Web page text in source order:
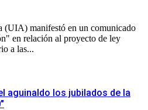
manifestó en un comunicado
en relación al proyecto de ley
a las...
aguinaldo los jubilados de la